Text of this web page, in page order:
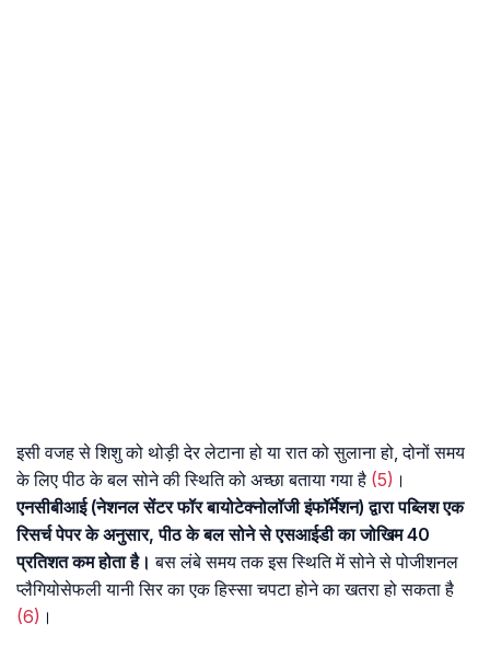
इसी वजह से शिशु को थोड़ी देर लेटाना हो या रात को सुलाना हो, दोनों समय
के लिए पीठ के बल सोने की स्थिति को अच्छा बताया गया है (5) ।
एनसीबीआई (नेशनल सेंटर फॉर बायोटेक्नोलॉजी इंफॉर्मेशन) द्वारा पब्लिश एक
रिसर्च पेपर के अनुसार, पीठ के बल सोने से एसआईडी का जोखिम 40
प्रतिशत कम होता है। बस लंबे समय तक इस स्थिति में सोने से पोजीशनल
प्लैगियोसेफली यानी सिर का एक हिस्सा चपटा होने का खतरा हो सकता है
(6) ।